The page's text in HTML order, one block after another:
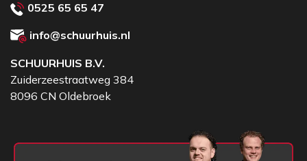
0525 65 65 47
info@schuurhuis.nl
SCHUURHUIS B.V.
Zuiderzeestraatweg 384
8096 CN Oldebroek